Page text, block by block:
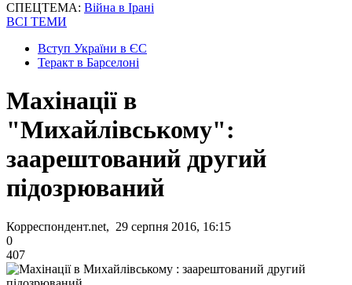
СПЕЦТЕМА: Війна в Ірані
ВСІ ТЕМИ
Вступ України в ЄС
Теракт в Барселоні
Махінації в
"Михайлівському":
заарештований другий
підозрюваний
Корреспондент.net, 29 серпня 2016, 16:15
0
407